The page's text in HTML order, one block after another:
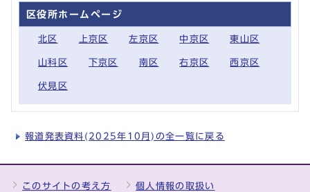
区役所ホームページ
北区 上京区 左京区 中京区 東山区
山科区 下京区 南区 右京区 西京区
伏見区
報道発表資料(2025年10月)の全一覧に戻る
このサイトの考え方 個人情報の取扱い